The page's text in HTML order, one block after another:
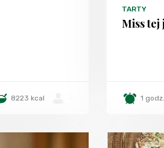
8223 kcal
TARTY
Miss tej
1 godz.